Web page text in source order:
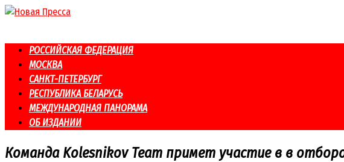
Перейти
РОССИЙСКАЯ ФЕДЕРАЦИЯ
МОСКВА
САНКТ-ПЕТЕРБУРГ
РЕСПУБЛИКА БЕЛАРУСЬ
МЕЖДУНАРОДНАЯ ПАНОРАМА
ОБ ИЗДАНИИ
Команда Kolesnikov Team примет участие в в